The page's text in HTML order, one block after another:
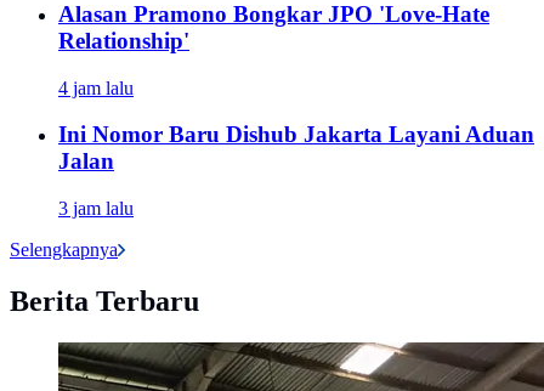
Alasan Pramono Bongkar JPO 'Love-Hate
Relationship'
4 jam lalu
Ini Nomor Baru Dishub Jakarta Layani Aduan
Jalan
3 jam lalu
Selengkapnya
Berita Terbaru